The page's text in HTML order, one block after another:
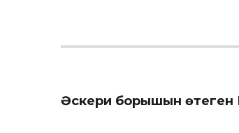
Әскери борышын өтеген